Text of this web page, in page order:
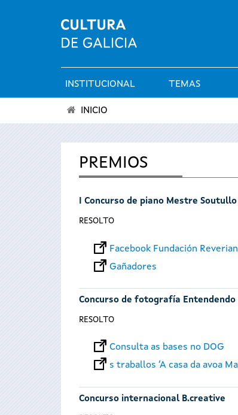
Menú
principal
INSTITUCIONAL TEMAS
está
INICIO
PREMIOS
I Concurso de piano Mestre Soutullo
RESOLTO
Facebook Fundación
Gañadores
Concurso de fotografía Entendendo
RESOLTO
Consulta as bases no DOG
s traballos ‘A casa da avoa
Concurso internacional B.creative